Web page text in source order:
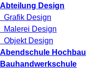
Abteilung Design
Grafik Design
Malerei Design
Objekt Design
Abendschule Hochbau
Bauhandwerkschule